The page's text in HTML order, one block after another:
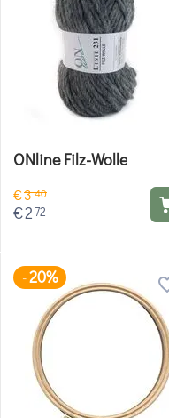
ONline Filz-Wolle
€340
€272
-20%